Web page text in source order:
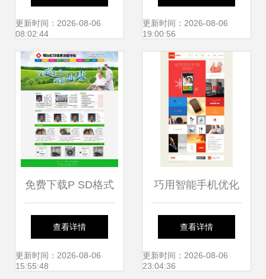
之美食主题网页制
作
更新时间：2026-08-06
08:02:44
页制作指南
更新时间：2026-08-06
19:00:56
免费下载P SD格式
网页设计模板（编
号17334920，宽
查看详情
更新时间：2026-08-06
15:55:48
巧用智能手机优化
网页设计 提升用户
体验的关键策略
查看详情
更新时间：2026-08-06
23:04:36